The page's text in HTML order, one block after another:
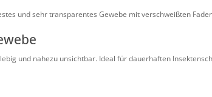
und sehr transparentes Gewebe mit verschweißten
und nahezu unsichtbar. Ideal für dauerhaften